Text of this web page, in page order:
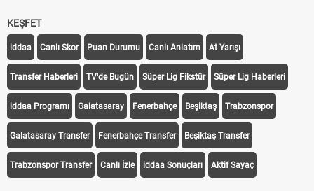
KEŞFET
iddaa Canlı Skor Puan Durumu Canlı Anlatım At Yarışı
Transfer Haberleri TV'de Bugün Süper Lig Fikstür Süper Lig Haberleri
iddaa Programı Galatasaray Fenerbahçe Beşiktaş Trabzonspor
Galatasaray Transfer Fenerbahçe Transfer Beşiktaş Transfer
Trabzonspor Transfer Canlı İzle iddaa Sonuçları Aktif Sayaç